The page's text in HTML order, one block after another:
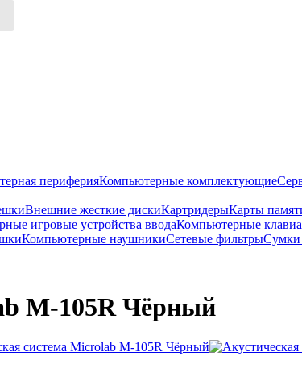
периферияКомпьютерные комплектующие
Внешние жесткие дискиКартридерыКарты
игровые устройства вводаКомпьютерные
Компьютерные наушникиСетевые фильтрыСумки
M-105R Чёрный